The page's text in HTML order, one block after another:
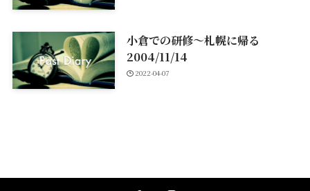
小倉での研修～札幌に帰る
2004/11/14
2022-04-07